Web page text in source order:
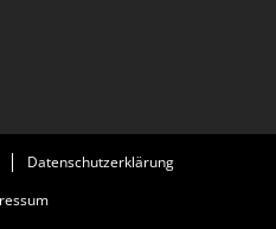
Datenschutzerklärung